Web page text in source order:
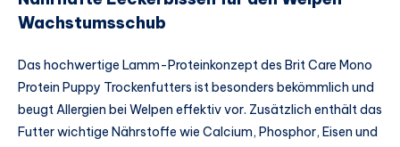
Wachstumsschub
Das hochwertige Lamm-Proteinkonzept des Brit Care Mono
Protein Puppy Trockenfutters ist besonders bekömmlich und
beugt Allergien bei Welpen effektiv vor. Zusätzlich enthält das
Futter wichtige Nährstoffe wie Calcium, Phosphor, Eisen und